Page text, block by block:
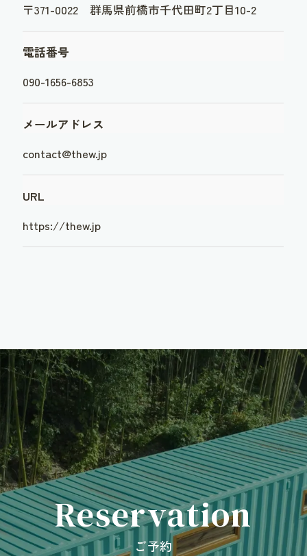
〒371-0022 群馬県前橋市千代田町2丁目10-2
電話番号
090-1656-6853
メールアドレス
contact@thew.jp
URL
https://thew.jp
Reservation
ご予約